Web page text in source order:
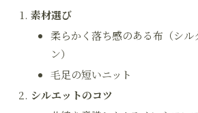
素材選び
柔らかく落ち感のある布（シル
ン）
毛足の短いニット
シルエットのコツ